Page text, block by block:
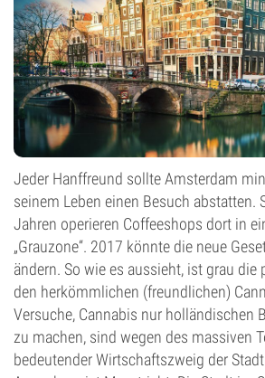
Jeder Hanffreund sollte Amsterdam
seinem Leben einen Besuch abstatten.
Jahren operieren Coffeeshops dort in
„Grauzone“. 2017 könnte die neue
ändern. So wie es aussieht, ist grau die
den herkömmlichen (freundlichen)
Versuche, Cannabis nur holländischen
zu machen, sind wegen des massiven
bedeutender Wirtschaftszweig der